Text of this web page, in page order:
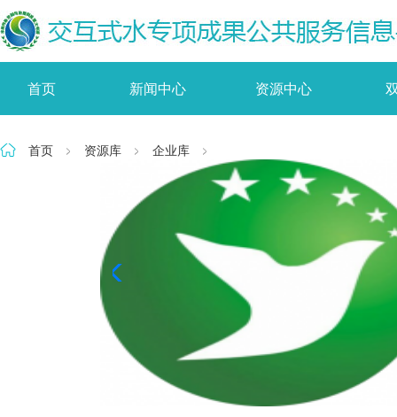
首页 新闻中心 资源中心
首页 资源库 企业库